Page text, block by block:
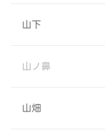
山下
山ノ鼻
山畑